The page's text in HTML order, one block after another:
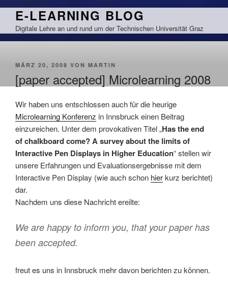
Zum
springen
E-LEARNING BLOG
Digitale Lehre an und rund um der Technischen Universität Graz
VERÖFFENTLICHT
MÄRZ 20, 2008 VON MARTIN
[paper accepted] Microlearning 2008
Wir haben uns entschlossen auch für die heurige
Microlearning Konferenz in Innsbruckeinen Beitrag
einzureichen. Unter dem provokativen Titel „Has the end
of chalkboard come? A survey about the limits of
Interactive Pen Displays in Higher Education“ stellen wir
unsere Erfahrungen und Evaluationsergebnisse mit dem
Interactive Pen Display (wie auch schon hierkurz berichtet)
dar.
Nachdem uns diese Nachricht ereilte:
We are happy to inform you, that your paper has
been accepted.
freut es uns in Innsbruck mehr davon berichten zu können.